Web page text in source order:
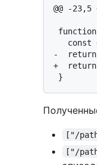
@@ -
-
+
["/
["/